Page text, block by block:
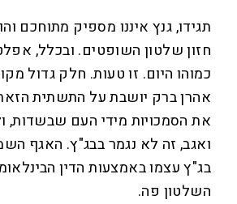
תגידו, גנץ איננו מספיק
חזון שלטון השופטים. ובכלל,
כמוהו היום. זו טעות. חלק גדול
אהרן ברק יושבת על התשתית הזאת
את הסמכויות מידי העם שבשדות,
ואגב, זה לא נגמר בבג"ץ. האגף
בג"ץ עצמו באמצעות הדין
השלטון פה.